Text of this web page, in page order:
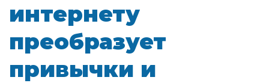
интернету
преобразует
привычки и